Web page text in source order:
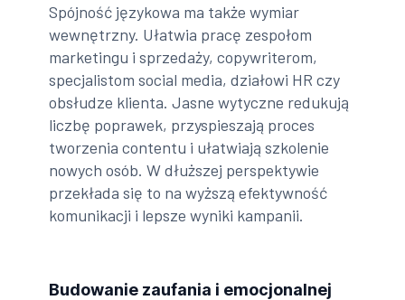
Spójność językowa ma także wymiar
wewnętrzny. Ułatwia pracę zespołom
marketingu i sprzedaży, copywriterom,
specjalistom social media, działowi HR czy
obsłudze klienta. Jasne wytyczne redukują
liczbę poprawek, przyspieszają proces
tworzenia contentu i ułatwiają szkolenie
nowych osób. W dłuższej perspektywie
przekłada się to na wyższą efektywność
komunikacji i lepsze wyniki kampanii.
Budowanie zaufania i emocjonalnej